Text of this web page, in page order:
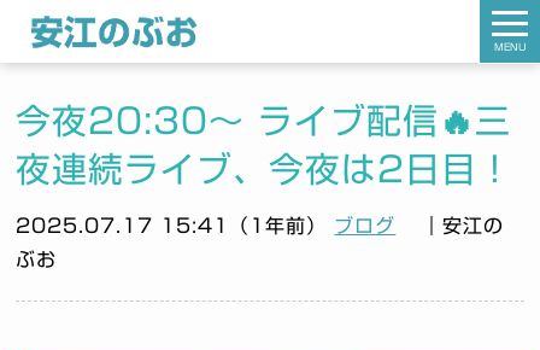
今夜20:30〜 ライブ配信🔥三
夜連続ライブ、今夜は2日目！
2025.07.17 15:41（1年前） ブログ
｜安江の
ぶお
MENU